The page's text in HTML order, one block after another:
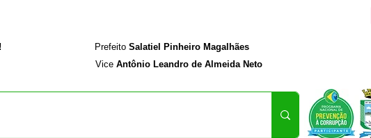
Prefeito Salatiel Pinheiro Magalhães
Vice Antônio Leandro de Almeida Neto